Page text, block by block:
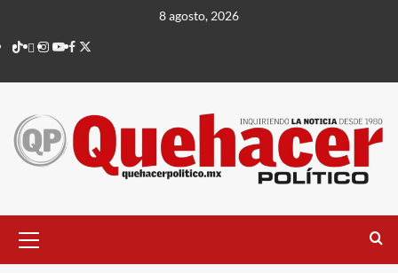
contenido
8 agosto, 2026
TikTok
threads
Instagram
Youtube
Facebook
X
principal